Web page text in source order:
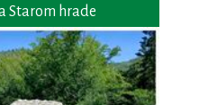
Starom hrade